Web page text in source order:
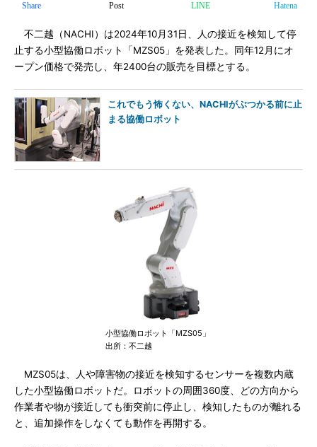
Share Post LINE Hatena
不二越（NACHI）は2024年10月31日、人の接近を検知して停
止する小型協働ロボット「MZS05」を発表した。同年12月にオ
ープン価格で発売し、年2400台の販売を目標とする。
これでもう怖くない、NACHIがぶつかる前に止
まる協働ロボット
小型協働ロボット「MZS05」
出所：不二越
MZS05は、人や障害物の接近を検知するセンサーを複数内蔵
した小型協働ロボットだ。ロボットの周囲360度、どの方向から
作業者や物が接近しても衝突前に停止し、検知したものが離れる
と、追加操作をしなくても動作を再開する。